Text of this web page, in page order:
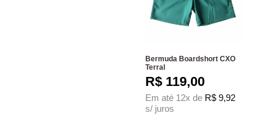
Bermuda Boardshort CXO
Terral
R$ 119,00
Em até 12x de R$ 9,92
s/ juros